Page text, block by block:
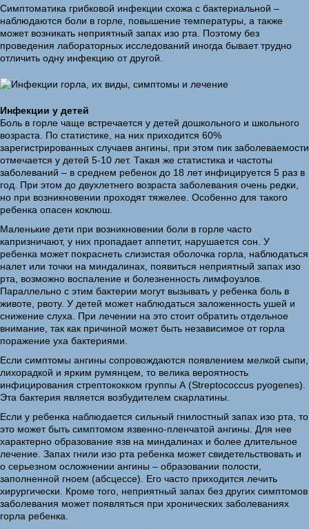
Симптоматика грибковой инфекции схожа с бактериальной –
наблюдаются боли в горле, повышение температуры, а также
может возникать неприятный запах изо рта. Поэтому без
проведения лабораторных исследований иногда бывает трудно
отличить одну инфекцию от другой.
Инфекции у детей
Боль в горле чаще встречается у детей дошкольного и школьного
возраста. По статистике, на них приходится 60%
зарегистрированных случаев ангины, при этом пик заболеваемости
отмечается у детей 5-10 лет. Такая же статистика и частоты
заболеваний – в среднем ребенок до 18 лет инфицируется 5 раз в
год. При этом до двухлетнего возраста заболевания очень редки,
но при возникновении проходят тяжелее. Особенно для такого
ребенка опасен коклюш.
Маленькие дети при возникновении боли в горле часто
капризничают, у них пропадает аппетит, нарушается сон. У
ребенка может покраснеть слизистая оболочка горла, наблюдаться
налет или точки на миндалинах, появиться неприятный запах изо
рта, возможно воспаление и болезненность лимфоузлов.
Параллельно с этим бактерии могут вызывать у ребенка боль в
животе, рвоту. У детей может наблюдаться заложенность ушей и
снижение слуха. При лечении на это стоит обратить отдельное
внимание, так как причиной может быть независимое от горла
поражение уха бактериями.
Если симптомы ангины сопровождаются появлением мелкой сыпи,
лихорадкой и ярким румянцем, то велика вероятность
инфицирования стрептококком группы А (Streptococcus pyogenes).
Эта бактерия является возбудителем скарлатины.
Если у ребенка наблюдается сильный гнилостный запах изо рта, то
это может быть симптомом язвенно-пленчатой ангины. Для нее
характерно образование язв на миндалинах и более длительное
лечение. Запах гнили изо рта ребенка может свидетельствовать и
о серьезном осложнении ангины – образовании полости,
заполненной гноем (абсцессе). Его часто приходится лечить
хирургически. Кроме того, неприятный запах без других симптомов
заболевания может появляться при хронических заболеваниях
горла ребенка.